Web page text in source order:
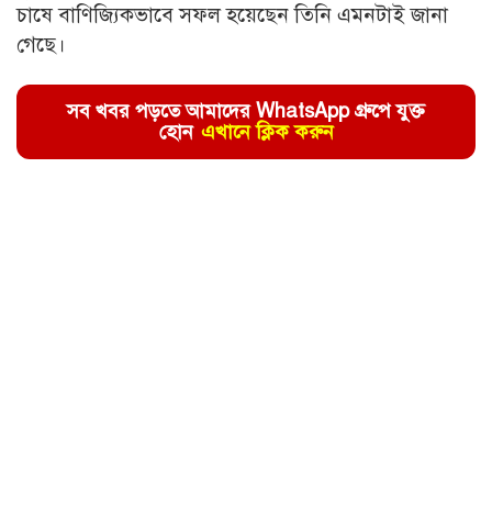
চাষে বাণিজ্যিকভাবে সফল হয়েছেন তিনি এমনটাই জানা
গেছে।
সব খবর পড়তে আমাদের WhatsApp গ্রুপে যুক্ত
হোন এখানে ক্লিক করুন